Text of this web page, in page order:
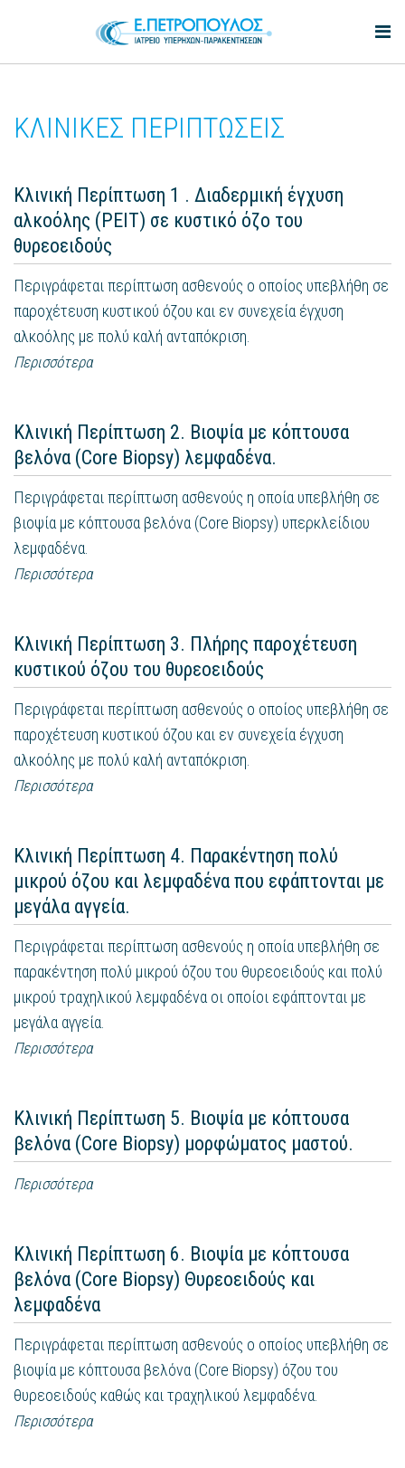
ΚΛΙΝΙΚΕΣ ΠΕΡΙΠΤΩΣΕΙΣ
Κλινική Περίπτωση 1 . Διαδερμική έγχυση
αλκοόλης (PEIT) σε κυστικό όζο του
θυρεοειδούς
Περιγράφεται περίπτωση ασθενούς ο οποίος υπεβλήθη σε
παροχέτευση κυστικού όζου και εν συνεχεία έγχυση
αλκοόλης με πολύ καλή ανταπόκριση.
Περισσότερα
Κλινική Περίπτωση 2. Βιοψία με κόπτουσα
βελόνα (Core Biopsy) λεμφαδένα.
Περιγράφεται περίπτωση ασθενούς η οποία υπεβλήθη σε
βιοψία με κόπτουσα βελόνα (Core Biopsy) υπερκλείδιου
λεμφαδένα.
Περισσότερα
Κλινική Περίπτωση 3. Πλήρης παροχέτευση
κυστικού όζου του θυρεοειδούς
Περιγράφεται περίπτωση ασθενούς ο οποίος υπεβλήθη σε
παροχέτευση κυστικού όζου και εν συνεχεία έγχυση
αλκοόλης με πολύ καλή ανταπόκριση.
Περισσότερα
Κλινική Περίπτωση 4. Παρακέντηση πολύ
μικρού όζου και λεμφαδένα που εφάπτονται με
μεγάλα αγγεία.
Περιγράφεται περίπτωση ασθενούς η οποία υπεβλήθη σε
παρακέντηση πολύ μικρού όζου του θυρεοειδούς και πολύ
μικρού τραχηλικού λεμφαδένα οι οποίοι εφάπτονται με
μεγάλα αγγεία.
Περισσότερα
Κλινική Περίπτωση 5. Βιοψία με κόπτουσα
βελόνα (Core Biopsy) μορφώματος μαστού.
Περισσότερα
Κλινική Περίπτωση 6. Βιοψία με κόπτουσα
βελόνα (Core Biopsy) Θυρεοειδούς και
λεμφαδένα
Περιγράφεται περίπτωση ασθενούς ο οποίος υπεβλήθη σε
βιοψία με κόπτουσα βελόνα (Core Biopsy) όζου του
θυρεοειδούς καθώς και τραχηλικού λεμφαδένα.
Περισσότερα